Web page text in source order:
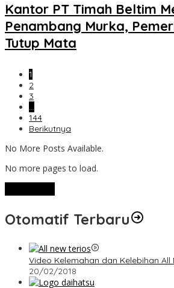
Kantor PT Timah Beltim
Penambang Murka,
Tutup Mata
1
2
3
…
144
Berikutnya
No More Posts Available.
No more pages to load.
Otomatif Terbaru
Video Kelemahan dan Kelebihan All
20/02/2018